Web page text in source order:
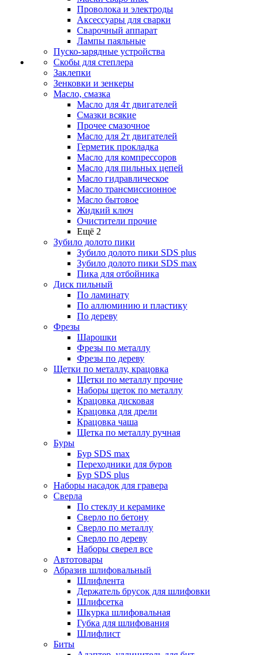
Проволока и электроды
Аксессуары для сварки
Сварочный аппарат
Лампы паяльные
Пуско-зарядные устройства
Скобы для степлера
Заклепки
Зенковки и зенкеры
Масло, смазка
Масло для 4т двигателей
Смазки всякие
Прочее смазочное
Масло для 2т двигателей
Герметик прокладка
Масло для компрессоров
Масло для пильных цепей
Масло гидравлическое
Масло трансмиссионное
Масло бытовое
Жидкий ключ
Очистители прочие
Ещё 2
Зубило долото пики
Зубило долото пики SDS plus
Зубило долото пики SDS max
Пика для отбойника
Диск пильный
По ламинату
По аллюминию и пластику
По дереву
Фрезы
Шарошки
Фрезы по металлу
Фрезы по дереву
Щетки по металлу, крацовка
Щетки по металлу прочие
Наборы щеток по металлу
Крацовка дисковая
Крацовка для дрели
Крацовка чаша
Щетка по металлу ручная
Буры
Бур SDS max
Переходники для буров
Бур SDS plus
Наборы насадок для гравера
Сверла
По стеклу и керамике
Сверло по бетону
Сверло по металлу
Сверло по дереву
Наборы сверел все
Автотовары
Абразив шлифовальный
Шлифлента
Держатель брусок для шлифовки
Шлифсетка
Шкурка шлифовальная
Губка для шлифования
Шлифлист
Биты